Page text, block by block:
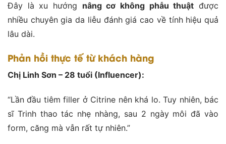
Đây là xu hướng nâng cơ không phẫu thuật được
nhiều chuyên gia da liễu đánh giá cao về tính hiệu quả
lâu dài.
Phản hồi thực tế từ khách hàng
Chị Linh Sơn – 28 tuổi (Influencer):
“Lần đầu tiêm filler ở Citrine nên khá lo. Tuy nhiên, bác
sĩ Trinh thao tác nhẹ nhàng, sau 2 ngày môi đã vào
form, căng mà vẫn rất tự nhiên.”